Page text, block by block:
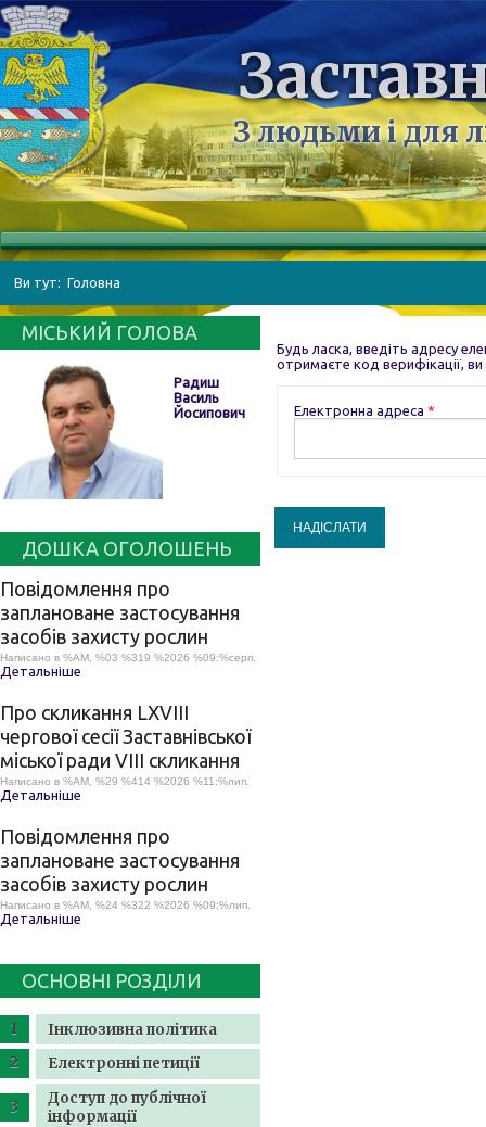
З людьми і для
Ви тут: Головна
МІСЬКИЙ ГОЛОВА
Радиш
Василь
Йосипович
ДОШКА ОГОЛОШЕНЬ
Повідомлення про
заплановане застосування
засобів захисту рослин
Написано в %AM, %03 %319 %2026 %09:%серп.
Детальніше
Про скликання LХVІІІ
чергової сесії Заставнівської
міської ради VIII скликання
Написано в %AM, %29 %414 %2026 %11:%лип.
Детальніше
Повідомлення про
заплановане застосування
засобів захисту рослин
Написано в %AM, %24 %322 %2026 %09:%лип.
Детальніше
ОСНОВНІ РОЗДІЛИ
Інклюзивна політика
Електронні петиції
Доступ до публічної
інформації
Будь ласка, введіть адресу
отримаєте код верифікації,
Електронна адреса *
НАДІСЛАТИ